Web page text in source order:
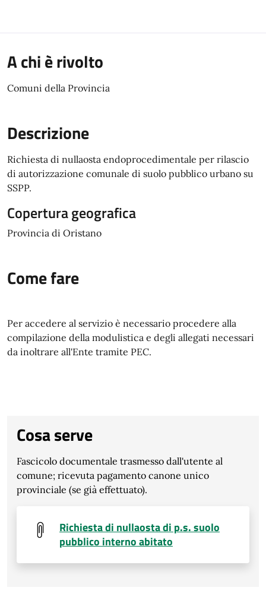
A chi è rivolto
Comuni della Provincia
Descrizione
Richiesta di nullaosta endoprocedimentale per rilascio
di autorizzazione comunale di suolo pubblico urbano su
SSPP.
Copertura geografica
Provincia di Oristano
Come fare
Per accedere al servizio è necessario procedere alla
compilazione della modulistica e degli allegati necessari
da inoltrare all'Ente tramite PEC.
Cosa serve
Fascicolo documentale trasmesso dall'utente al
comune; ricevuta pagamento canone unico
provinciale (se già effettuato).
Richiesta di nullaosta di p.s. suolo
pubblico interno abitato